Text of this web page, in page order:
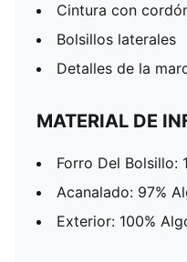
Cintura con
Bolsillos laterales
Detalles de la
MATERIAL DE
Forro Del Bolsillo:
Acanalado: 97%
Exterior: 100%